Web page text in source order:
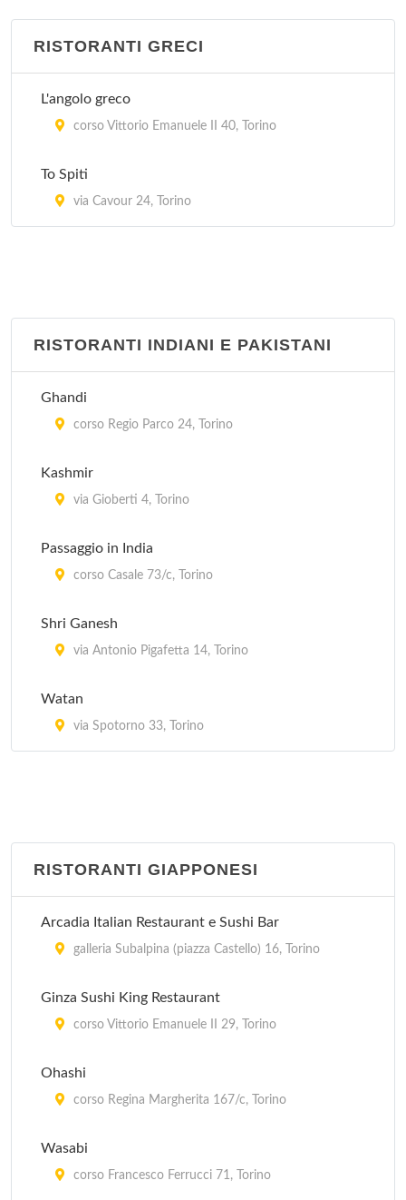
RISTORANTI GRECI
L'angolo greco
corso Vittorio Emanuele II 40, Torino
To Spiti
via Cavour 24, Torino
RISTORANTI INDIANI E PAKISTANI
Ghandi
corso Regio Parco 24, Torino
Kashmir
via Gioberti 4, Torino
Passaggio in India
corso Casale 73/c, Torino
Shri Ganesh
via Antonio Pigafetta 14, Torino
Watan
via Spotorno 33, Torino
RISTORANTI GIAPPONESI
Arcadia Italian Restaurant e Sushi Bar
galleria Subalpina (piazza Castello) 16, Torino
Ginza Sushi King Restaurant
corso Vittorio Emanuele II 29, Torino
Ohashi
corso Regina Margherita 167/c, Torino
Wasabi
corso Francesco Ferrucci 71, Torino